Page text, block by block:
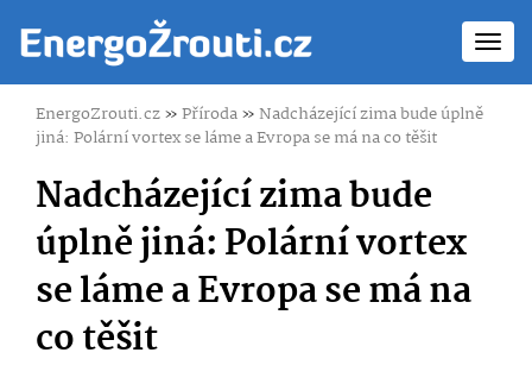
EnergoZrouti.cz»Příroda»Nadcházející zima bude úplně
jiná: Polární vortex se láme a Evropa se má na co těšit
Nadcházející zima bude
úplně jiná: Polární vortex
se láme a Evropa se má na
co těšit